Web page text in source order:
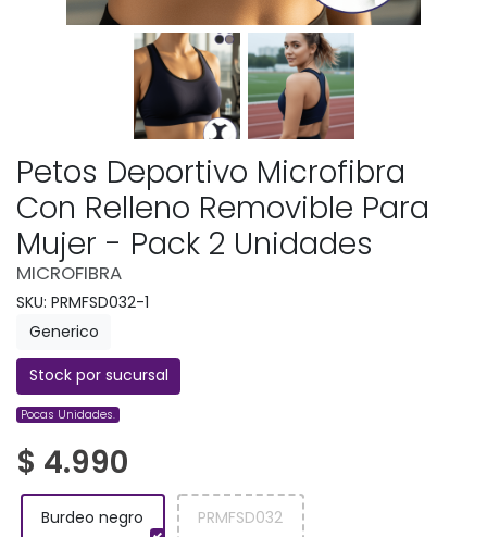
Petos Deportivo Microfibra
Con Relleno Removible Para
Mujer - Pack 2 Unidades
MICROFIBRA
SKU: PRMFSD032-1
Generico
Stock por sucursal
Pocas Unidades.
$ 4.990
Burdeo negro PRMFSD032